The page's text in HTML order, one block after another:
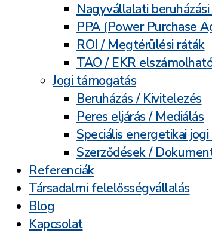
Nagyvállalati
PPA (Power Purchase
ROI / Megtérülési ráták
TAO / EKR
Jogi támogatás
Beruházás / Kivitelezés
Peres eljárás / Mediálás
Speciális energetikai
Szerződések /
Referenciák
Társadalmi felelősségvállalás
Blog
Kapcsolat